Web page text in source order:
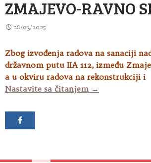
ZMAJEVO-RAVNO
28/03/2025
Zbog izvođenja radova na sanaciji
državnom putu IIA 112, između
a u okviru radova na rekonstrukciji i
Nastavite sa čitanjem Radovi na
→